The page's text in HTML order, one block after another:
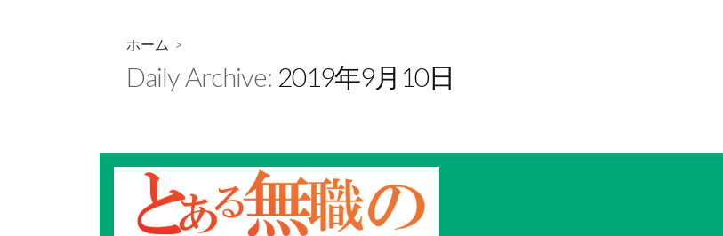
無職文系ツイキャス情報
ホーム >
Daily Archive: 2019年9月10日